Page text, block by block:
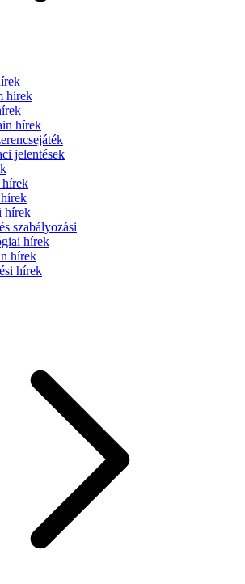
hírek
hírek
jelentések
hírek
hírek
szabályozási
hírek
hírek
hírek